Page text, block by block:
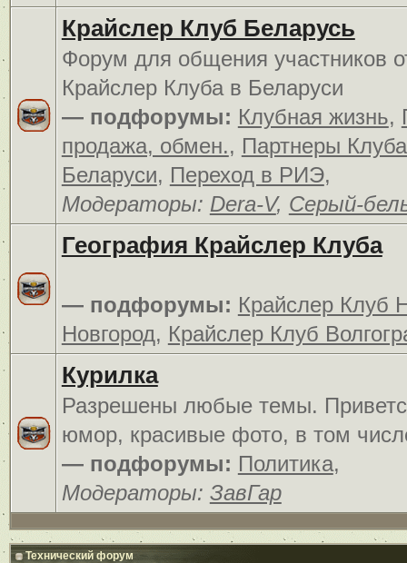
Крайслер Клуб Беларусь
Форум для общения участников
Крайслер Клуба в Беларуси
— подфорумы: Клубная жизнь,
продажа, обмен., Партнеры
Беларуси, Переход в РИЭ,
Модераторы: Dera-V, Серый-
География Крайслер Клуба
— подфорумы: Крайслер Клуб
Новгород, Крайслер Клуб
Курилка
Разрешены любые темы.
юмор, красивые фото, в том
— подфорумы: Политика,
Модераторы: ЗавГар
Технический форум